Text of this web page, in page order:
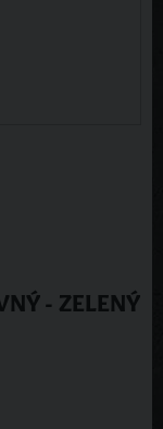
- ZELENÝ